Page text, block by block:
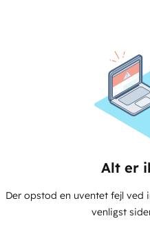
Alt er
Der opstod en uventet fejl ved
venligst